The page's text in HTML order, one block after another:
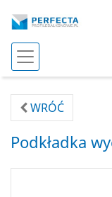
WRÓĆ
Podkładka